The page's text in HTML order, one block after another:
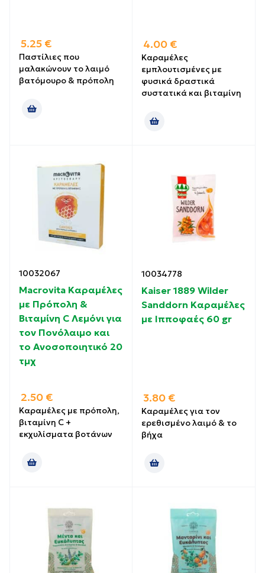
5.25 €
Παστίλιες που
μαλακώνουν το λαιμό
βατόμουρο & πρόπολη
4.00 €
Καραμέλες
εμπλουτισμένες με
φυσικά δραστικά
συστατικά και βιταμίνη
10032067
Macrovita Καραμέλες
με Πρόπολη &
Βιταμίνη C Λεμόνι για
τον Πονόλαιμο και
το Ανοσοποιητικό 20
τμχ
2.50 €
Καραμέλες με πρόπολη,
βιταμίνη C +
εκχυλίσματα βοτάνων
10034778
Kaiser 1889 Wilder
Sanddorn Καραμέλες
με Ιπποφαές 60 gr
3.80 €
Καραμέλες για τον
ερεθισμένο λαιμό & το
βήχα